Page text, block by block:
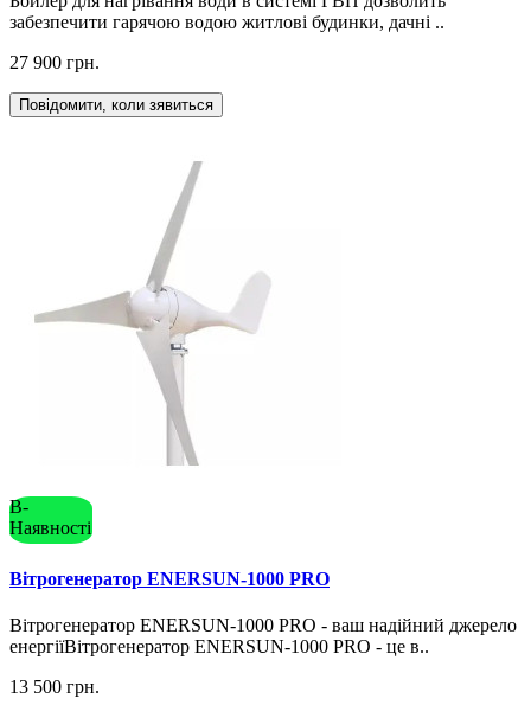
забезпечити гарячою водою житлові будинки, дачні ..
27 900 грн.
Повідомити, коли зявиться
В-
Наявності
Вітрогенератор ENERSUN-1000 PRO
Вітрогенератор ENERSUN-1000 PRO - ваш надійний джерело
енергіїВітрогенератор ENERSUN-1000 PRO - це в..
13 500 грн.